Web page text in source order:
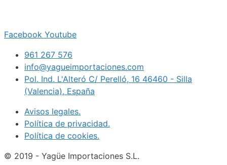
Facebook Youtube
961 267 576
info@yagueimportaciones.com
Pol. Ind. L'Alteró C/ Perelló, 16 46460 - Silla
(Valencia), España
Avisos legales.
Política de privacidad.
Política de cookies.
© 2019 - Yagüe Importaciones S.L.